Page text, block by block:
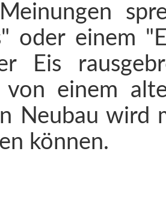
oder einem
Eis
von einem
Neubau wird
können.